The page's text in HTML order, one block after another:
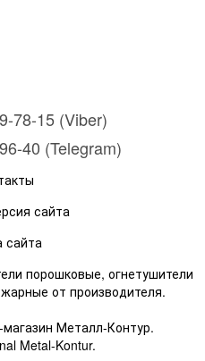
78-15 (Viber)
40 (Telegram)
сайта
сайта
порошковые, огнетушители
от производителя.
Металл-Контур.
Metal-Kontur.